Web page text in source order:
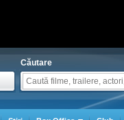
Căutare